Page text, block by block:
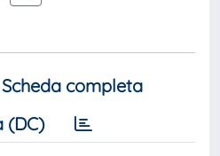
Scheda completa
(DC)